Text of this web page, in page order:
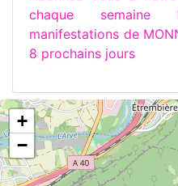
chaque semaine
manifestations de
8 prochains jours
+
−